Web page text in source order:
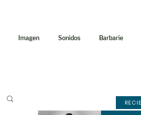
Imagen Sonidos Barbarie